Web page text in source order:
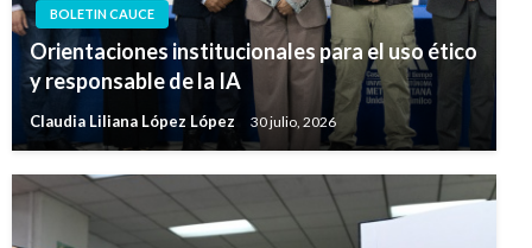
BOLETIN CAUCE
Orientaciones institucionales para el uso ético
y responsable de la IA
Claudia Liliana López López 30 julio, 2026